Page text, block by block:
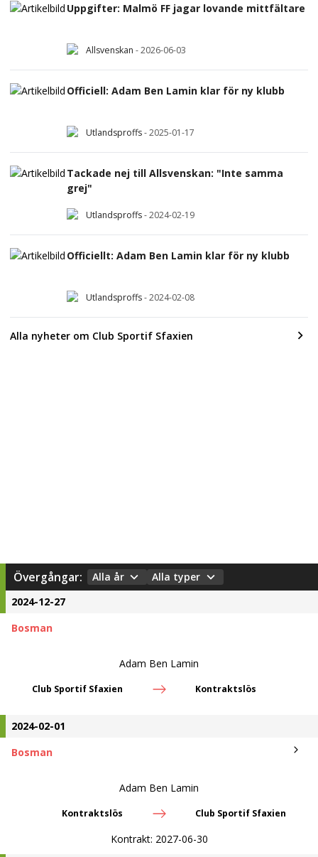
Uppgifter: Malmö FF jagar lovande mittfältare
Allsvenskan -2026-06-03
Officiell: Adam Ben Lamin klar för ny klubb
Utlandsproffs-2025-01-17
Tackade nej till Allsvenskan: "Inte samma
grej"
Utlandsproffs-2024-02-19
Officiellt: Adam Ben Lamin klar för ny klubb
Utlandsproffs-2024-02-08
Alla nyheter om Club Sportif Sfaxien
Övergångar: Alla år
Alla typer
2024-12-27
Bosman
Adam Ben Lamin
Club Sportif Sfaxien Kontraktslös
2024-02-01
Bosman
Adam Ben Lamin
Kontraktslös Club Sportif Sfaxien
Kontrakt: 2027-06-30